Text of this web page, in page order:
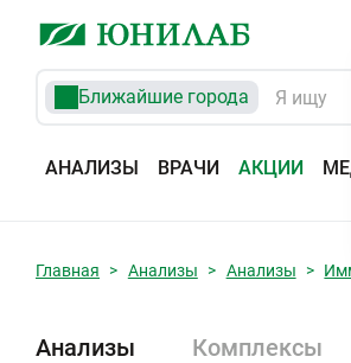
Ближайшие города
АНАЛИЗЫ ВРАЧИ АКЦИИ
Главная Анализы Анализы
Анализы Комплексы